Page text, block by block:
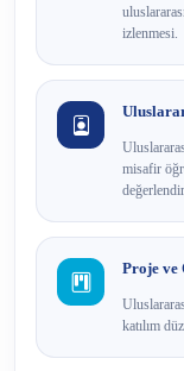
izlenmesi.
misafir
Proje ve
katılım